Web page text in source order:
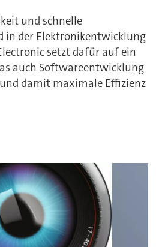
und schnelle
der Elektronikentwicklung
setzt dafür auf ein
auch Softwareentwicklung
damit maximale Effizienz